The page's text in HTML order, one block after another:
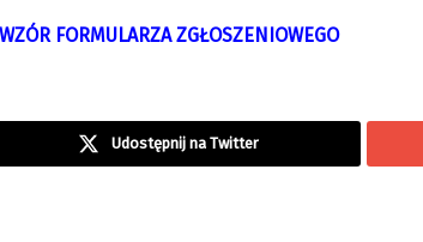
WZÓR FORMULARZA ZGŁOSZENIOWEGO
Udostępnij na Twitter